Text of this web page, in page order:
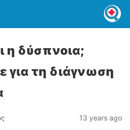
η δύσπνοια;
για τη διάγνωση
13 years ago